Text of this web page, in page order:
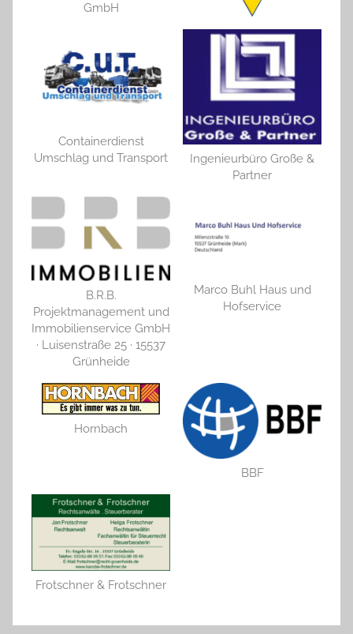
GmbH
Containerdienst
Umschlag und Transport
Ingenieurbüro Große &
Partner
B.R.B.
Projektmanagement und
Immobilienservice GmbH
· Luisenstraße 25 · 15537
Grünheide
Marco Buhl Haus und
Hofservice
Hornbach
BBF
Frotschner & Frotschner